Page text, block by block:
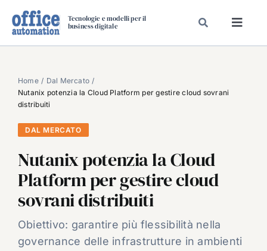
Tecnologie e modelli per il
business digitale
SPECIAL PAPER
TAVOLE ROTONDE DI REDAZIONE
DAL MERCATO
VIDEO
EVENTI
CHI SIAMO
Home
Dal Mercato
Nutanix potenzia la Cloud Platform per gestire cloud sovrani
distribuiti
DAL MERCATO
Nutanix potenzia la Cloud
Platform per gestire cloud
sovrani distribuiti
Obiettivo: garantire più flessibilità nella
governance delle infrastrutture in ambienti